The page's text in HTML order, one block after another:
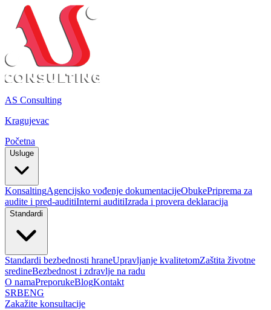
AS Consulting
Kragujevac
Početna
Usluge
KonsaltingAgencijsko vođenje dokumentacijeObukePriprema za
audite i pred-auditiInterni auditiIzrada i provera deklaracija
Standardi
Standardi bezbednosti hraneUpravljanje kvalitetomZaštita životne
sredineBezbednost i zdravlje na radu
O namaPreporukeBlogKontakt
SRBENG
Zakažite konsultacije